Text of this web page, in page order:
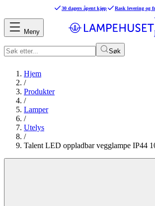
30 dagers åpent kjøp Rask levering og
Søk
Meny
Hjem
/
Produkter
/
Lamper
/
Utelys
/
Talent LED oppladbar vegglampe IP44